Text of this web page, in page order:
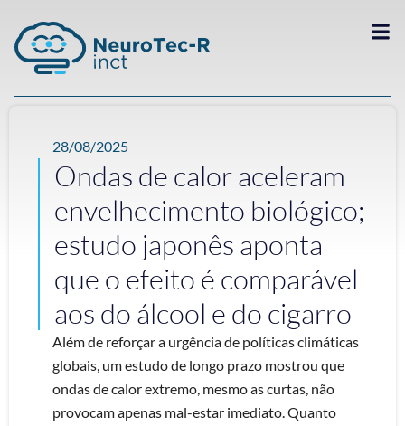
28/08/2025
Ondas de calor aceleram
envelhecimento biológico;
estudo japonês aponta
que o efeito é comparável
aos do álcool e do cigarro
Além de reforçar a urgência de políticas climáticas
globais, um estudo de longo prazo mostrou que
ondas de calor extremo, mesmo as curtas, não
provocam apenas mal-estar imediato. Quanto